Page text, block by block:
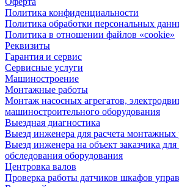
Политика конфиденциальности
Политика обработки персональных
Политика в отношении файлов «cookie»
Реквизиты
Гарантия и сервис
Сервисные услуги
Машиностроение
Монтажные работы
Монтаж насосных агрегатов,
машиностроительного оборудования
Выездная диагностика
Выезд инженера для расчета монтажных
Выезд инженера на объект заказчика
обследования оборудования
Центровка валов
Проверка работы датчиков шкафов